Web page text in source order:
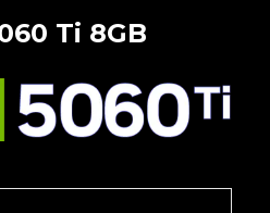
Ti 8GB